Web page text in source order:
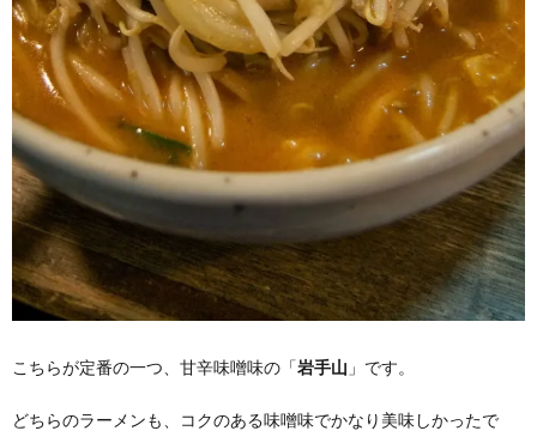
こちらが定番の一つ、甘辛味噌味の「岩手山 」です。
どちらのラーメンも、コクのある味噌味でかなり美味しかったで